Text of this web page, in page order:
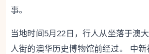
事。
当地时间5月22日，行人从坐落于澳
人街的澳华历史博物馆前经过。 中